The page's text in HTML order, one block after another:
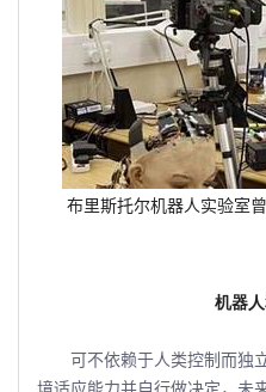
布里斯托尔机器人实验室
机器
可不依赖于人类控制而独立